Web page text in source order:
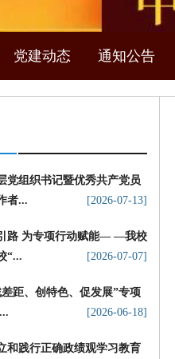
党建动态 通知公告
党组织书记暨优秀共产党员
者...
[2026-07-13]
路 为专项行动赋能— —我校
“...
[2026-07-07]
距、创特色、促发展”专项
[2026-06-18]
和践行正确政绩观学习教育